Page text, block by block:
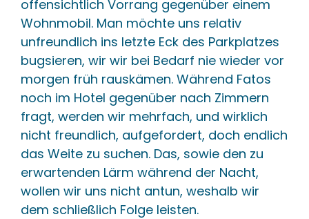
Siri i Kalter
Natürliche Karstquelle mit klarem, blauem Wasser
+
🔗 In diesem Content
albanisch-
griechische Grenze
Grenzübergang zwischen Albanien und
Griechenland im Süden.
+
🔗 In diesem Content
offensichtlich Vorrang gegenüber einem
Wohnmobil. Man möchte uns relativ
unfreundlich ins letzte Eck des Parkplatzes
bugsieren, wir wir bei Bedarf nie wieder vor
morgen früh rauskämen. Während Fatos
noch im Hotel gegenüber nach Zimmern
fragt, werden wir mehrfach, und wirklich
nicht freundlich, aufgefordert, doch endlich
das Weite zu suchen. Das, sowie den zu
erwartenden Lärm während der Nacht,
wollen wir uns nicht antun, weshalb wir
dem schließlich Folge leisten.